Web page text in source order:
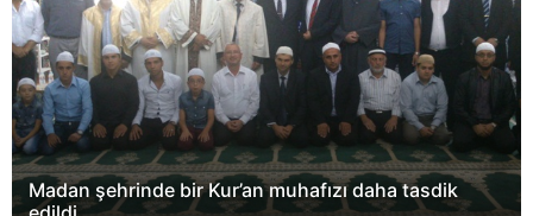
Madan şehrinde bir Kur’an muhafızı daha tasdik